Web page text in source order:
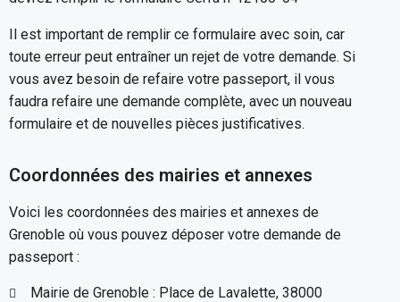
Il est important de remplir ce formulaire avec soin, car
toute erreur peut entraîner un rejet de votre demande. Si
vous avez besoin de refaire votre passeport, il vous
faudra refaire une demande complète, avec un nouveau
formulaire et de nouvelles pièces justificatives.
Coordonnées des mairies et annexes
Voici les coordonnées des mairies et annexes de
Grenoble où vous pouvez déposer votre demande de
passeport :
Mairie de Grenoble : Place de Lavalette, 38000